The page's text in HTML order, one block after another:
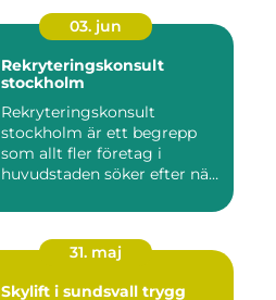
03. jun
Rekryteringskonsult
stockholm
Rekryteringskonsult
stockholm är ett begrepp
som allt fler företag i
huvudstaden söker efter när
31. maj
Skylift i sundsvall trygg